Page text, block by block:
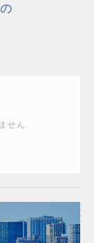
せん